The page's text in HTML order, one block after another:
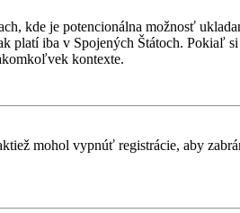
kde je potencionálna možnosť
platí iba v Spojených Štátoch. Pokiaľ
kontexte.
mohol vypnúť registrácie, aby